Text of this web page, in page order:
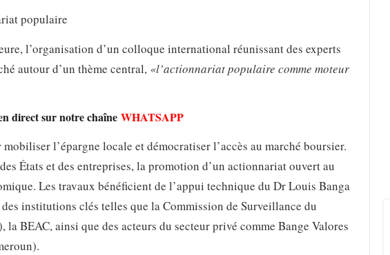
populaire
l’organisation d’un colloque international réunissant des experts
autour d’un thème central, «l’actionnariat populaire comme moteur
direct sur notre chaîneWHATSAPP
l’épargne locale et démocratiser l’accès au marché boursier.
États et des entreprises, la promotion d’un actionnariat ouvert au
Les travaux bénéficient de l’appui technique du Dr Louis Banga
institutions clés telles que la Commission de Surveillance du
BEAC, ainsi que des acteurs du secteur privé comme Bange Valores